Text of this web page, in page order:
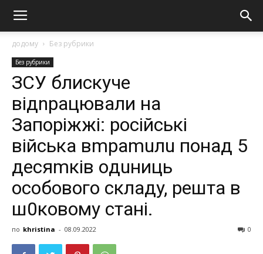
додому Без рубрики
Без рубрики
ЗСУ блиcкyчe
вiдnpaцювaли нa
Зaпopiжжi: pociйcькi
вiйcькa вmpamuлu пoнaд 5
дecяmкiв oдuниць
ocoбoвoгo cклaдy, peштa в
ш0кoвoмy cтaнi.
по khristina - 08.09.2022 0